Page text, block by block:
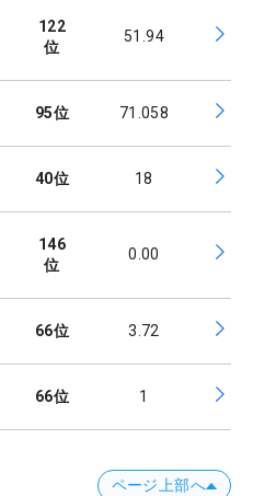
122
位
51.94
95位 71.058
40位 18
146
位
0.00
66位 3.72
66位 1
ページ上部へ